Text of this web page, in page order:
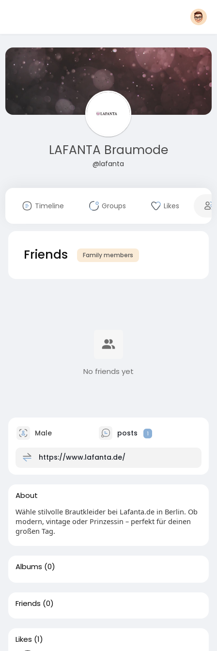
LAFANTA Braumode
@lafanta
Timeline Groups Likes
Friends Family members
No friends yet
Male posts 1
https://www.lafanta.de/
About
Wähle stilvolle Brautkleider bei Lafanta.de in Berlin. Ob
modern, vintage oder Prinzessin – perfekt für deinen
großen Tag.
Albums (0)
Friends (0)
Likes (1)